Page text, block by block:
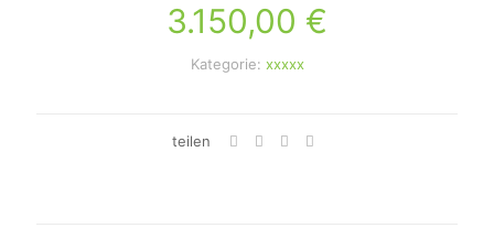
3.150,00 €
Kategorie: xxxxx
teilen